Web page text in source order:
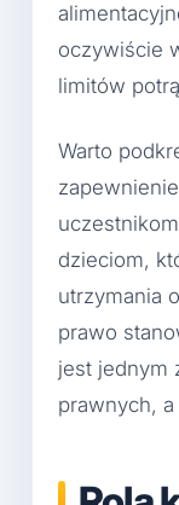
oczywiście
limitów
Warto
dzieciom,
utrzymania
prawo
jest jednym
prawnych,